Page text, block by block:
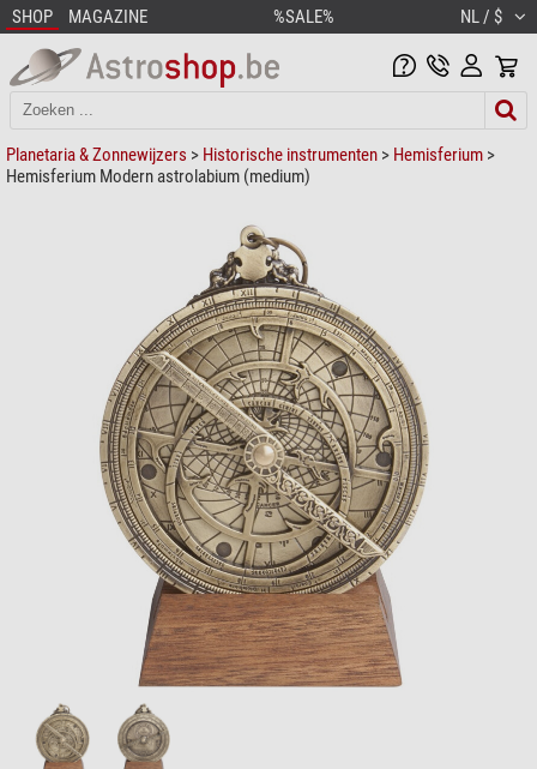
SHOP MAGAZINE %SALE% NL / $
Planetaria & Zonnewijzers > Historische instrumenten > Hemisferium >
Hemisferium Modern astrolabium (medium)